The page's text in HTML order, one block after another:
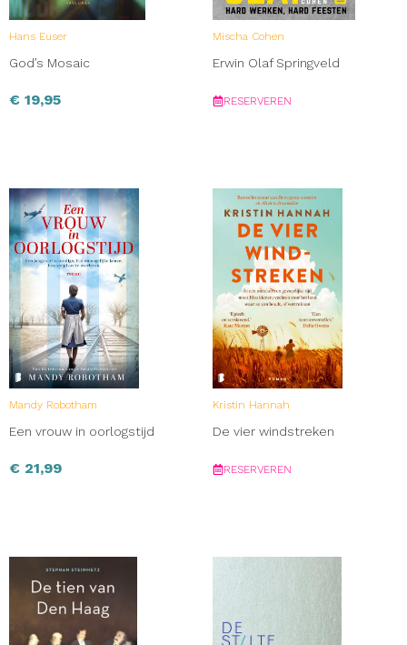
Hans Euser
God’s Mosaic
€ 19,95
Mischa Cohen
Erwin Olaf Springveld
RESERVEREN
Mandy Robotham
Een vrouw in oorlogstijd
€ 21,99
Kristin Hannah
De vier windstreken
RESERVEREN